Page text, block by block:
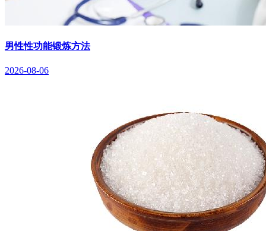
男性性功能锻炼方法
2026-08-06